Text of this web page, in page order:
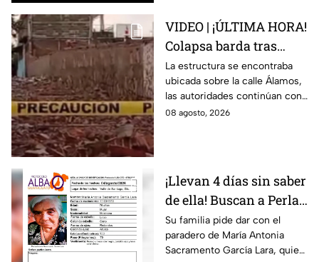
VIDEO | ¡ÚLTIMA HORA!
Colapsa barda tras
intensa lluvia en León;
¿hay personas
lesionadas?
La estructura se encontraba
ubicada sobre la calle Álamos,
las autoridades continúan con
las investigaciones.
08 agosto, 2026
¡Llevan 4 días sin saber
de ella! Buscan a Perla
Alejandra Martín del
Campo Medina,
desaparecida en
Su familia pide dar con el
paradero de María Antonia
Sacramento García Lara, quien